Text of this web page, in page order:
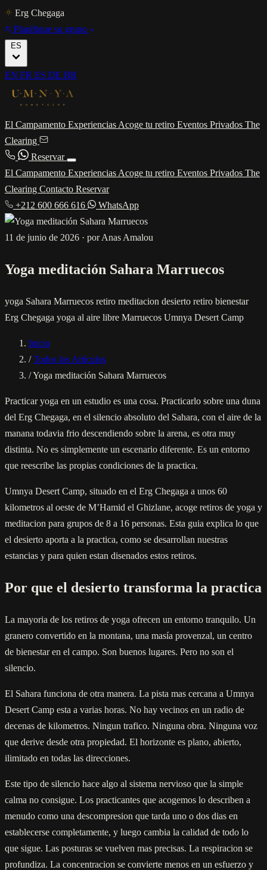
Erg Chegaga
Planifique su grupo
ES
EN FR ES DE BR
El Campamento Experiencias Acoge tu retiro Eventos Privados The
Clearing
Reservar
El Campamento Experiencias Acoge tu retiro Eventos Privados The
Clearing Contacto Reservar
+212 600 666 616
WhatsApp
11 de junio de 2026 · por Anas Amalou
Yoga meditación Sahara Marruecos
yoga Sahara Marruecos retiro meditacion desierto retiro bienestar
Erg Chegaga yoga al aire libre Marruecos Umnya Desert Camp
Inicio
/ Todos los Artículos
/Yoga meditación Sahara Marruecos
Practicar yoga en un estudio es una cosa. Practicarlo sobre una duna
del Erg Chegaga, en el silencio absoluto del Sahara, con el aire de la
manana todavia frio descendiendo sobre la arena, es otra muy
distinta. No es simplemente un escenario diferente. Es un entorno
que reescribe las propias condiciones de la practica.
Umnya Desert Camp, situado en el Erg Chegaga a unos 60
kilometros al oeste de M’Hamid el Ghizlane, acoge retiros de yoga y
meditacion para grupos de 8 a 16 personas. Esta guia explica lo que
el desierto aporta a la practica, como se desarrollan nuestras
estancias y para quien estan disenados estos retiros.
Por que el desierto transforma la practica
La mayoria de los retiros de yoga ofrecen un entorno tranquilo. Un
granero convertido en la montana, una masía provenzal, un centro
de bienestar en el campo. Son buenos lugares. Pero no son el
silencio.
El Sahara funciona de otra manera. La pista mas cercana a Umnya
Desert Camp esta a varias horas. No hay vecinos en un radio de
decenas de kilometros. Ningun trafico. Ninguna obra. Ninguna voz
que derive desde otra propiedad. El horizonte es plano, abierto,
ilimitado en todas las direcciones.
Este tipo de silencio hace algo al sistema nervioso que la simple
calma no consigue. Los practicantes que acogemos lo describen a
menudo como una descompresion que tarda uno o dos dias en
establecerse completamente, y luego cambia la calidad de todo lo
que sigue. Las posturas se vuelven mas precisas. La respiracion se
profundiza. La concentracion se convierte menos en un esfuerzo y